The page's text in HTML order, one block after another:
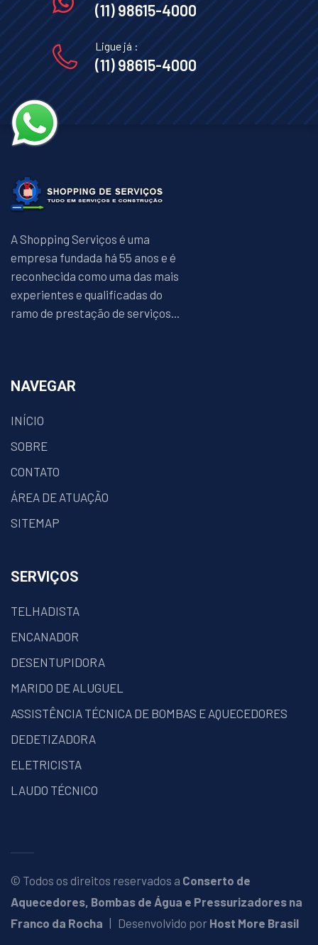
(11) 98615-4000
Ligue já :
(11) 98615-4000
A Shopping Serviços é uma
empresa fundada há 55 anos e é
reconhecida como uma das mais
experientes e qualificadas do
ramo de prestação de serviços...
NAVEGAR
INÍCIO
SOBRE
CONTATO
ÁREA DE ATUAÇÃO
SITEMAP
SERVIÇOS
TELHADISTA
ENCANADOR
DESENTUPIDORA
MARIDO DE ALUGUEL
ASSISTÊNCIA TÉCNICA DE BOMBAS E AQUECEDORES
DEDETIZADORA
ELETRICISTA
LAUDO TÉCNICO
© Todos os direitos reservados a Conserto de
Aquecedores, Bombas de Água e Pressurizadores na
Franco da Rocha | Desenvolvido por Host More Brasil